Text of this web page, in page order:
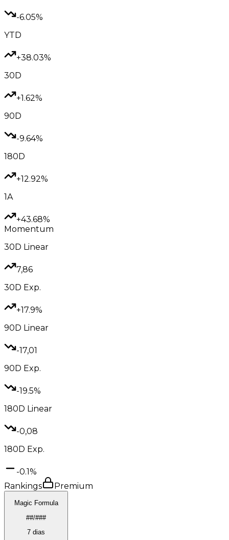
-6.05%
YTD
+38.03%
30D
+1.62%
90D
-9.64%
180D
+12.92%
1A
+43.68%
Momentum
30D Linear
7,86
30D Exp.
+17.9%
90D Linear
-17,01
90D Exp.
-19.5%
180D Linear
-0,08
180D Exp.
-0.1%
Rankings
Premium
Magic Formula
##/###
7 dias